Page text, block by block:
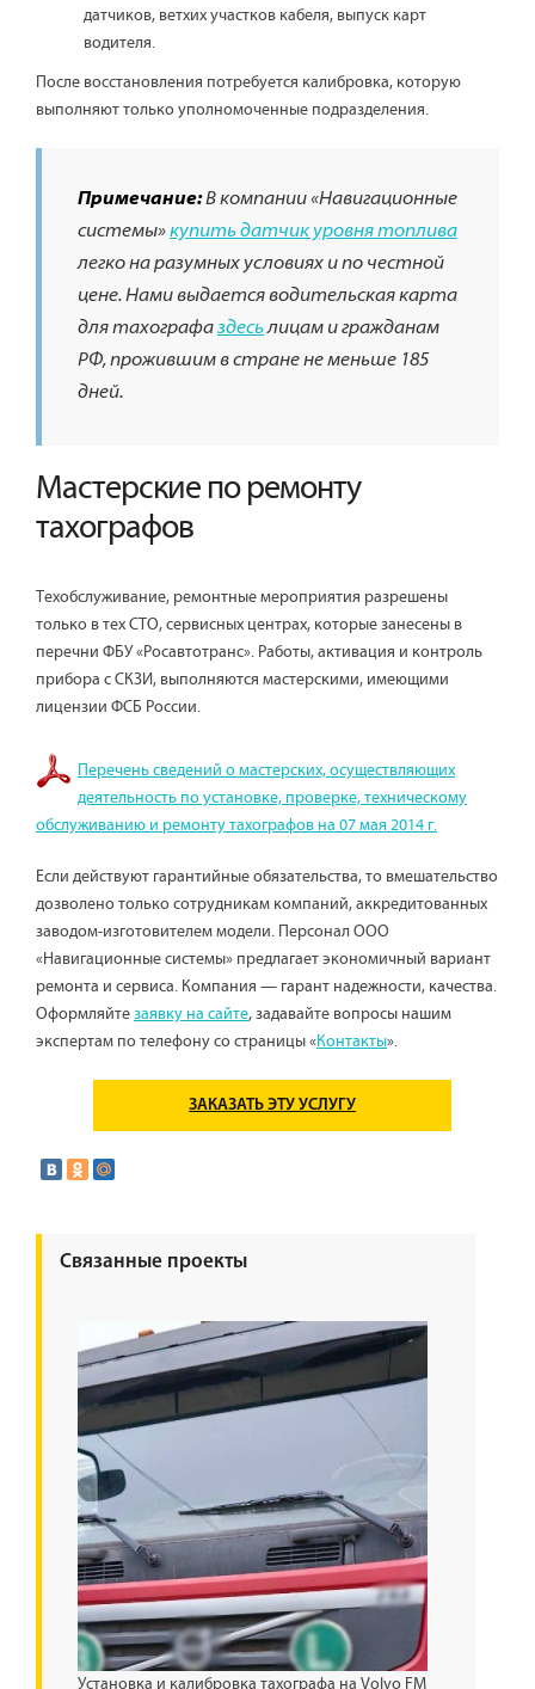
датчиков, ветхих участков кабеля, выпуск карт
водителя.
После восстановления потребуется калибровка, которую
выполняют только уполномоченные подразделения.
Примечание:В компании «Навигационные
системы»купить датчик уровня топлива
легко на разумных условиях и по честной
цене. Нами выдается водительская карта
для тахографаздесьлицам и гражданам
РФ, прожившим в стране не меньше 185
дней.
Мастерские по ремонту
тахографов
Техобслуживание, ремонтные мероприятия разрешены
только в тех СТО, сервисных центрах, которые занесены в
перечни ФБУ «Росавтотранс». Работы, активация и контроль
прибора с СКЗИ, выполняются мастерскими, имеющими
лицензии ФСБ России.
Перечень сведений о мастерских, осуществляющих
деятельность по установке, проверке, техническому
обслуживанию и ремонту тахографов на 07 мая 2014 г.
Если действуют гарантийные обязательства, то вмешательство
дозволено только сотрудникам компаний, аккредитованных
заводом-изготовителем модели. Персонал ООО
«Навигационные системы» предлагает экономичный вариант
ремонта и сервиса. Компания — гарант надежности, качества.
Оформляйтезаявку на сайте, задавайте вопросы нашим
экспертам по телефону со страницы «Контакты».
ЗАКАЗАТЬ ЭТУ УСЛУГУ
Связанные проекты
Установка и калибровка тахографа на Volvo FM